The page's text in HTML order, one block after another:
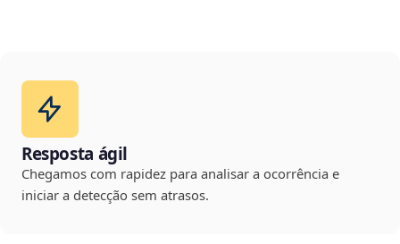
Resposta ágil
Chegamos com rapidez para analisar a ocorrência e
iniciar a detecção sem atrasos.